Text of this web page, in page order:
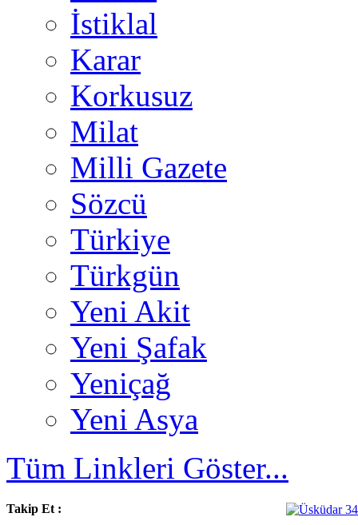
İstiklal
Karar
Korkusuz
Milat
Milli Gazete
Sözcü
Türkiye
Türkgün
Yeni Akit
Yeni Şafak
Yeniçağ
Yeni Asya
Tüm Linkleri Göster...
Takip Et :